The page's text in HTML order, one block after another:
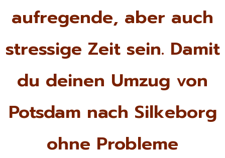
aufregende, aber auch
stressige Zeit sein. Damit
du deinen Umzug von
Potsdam nach Silkeborg
ohne Probleme